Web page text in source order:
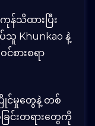
သိထားပြီး
Khunkao နဲ့
ားစရာ
ြိုင်မှုတွေနဲ့ တစ်
ခြင်းတရားတွေကို